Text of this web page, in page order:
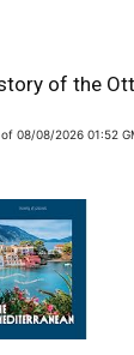
of the
of 08/08/2026 01:52